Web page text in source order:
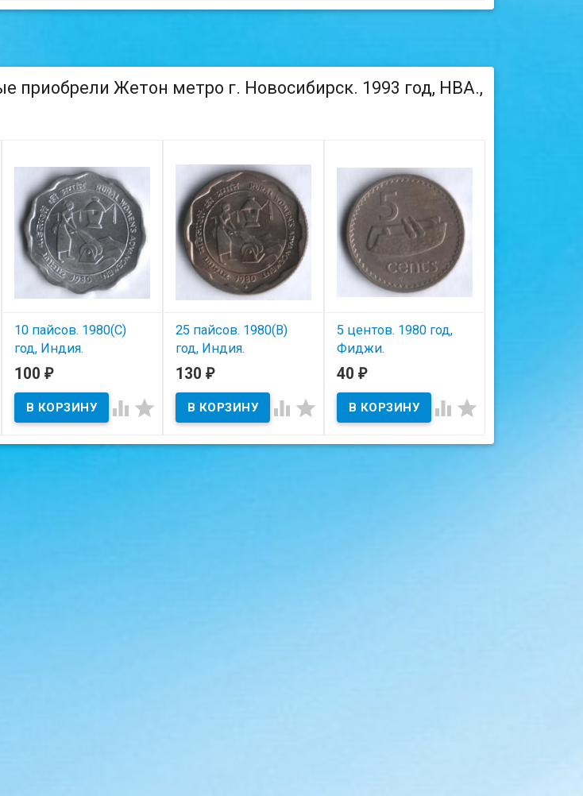
приобрели Жетон метро г. Новосибирск. 1993 год, НВА.,
10 пайсов. 1980(С)
год, Индия.
Улучшение жизни
Состояние на скане.
100 ₽
 
25 пайсов. 1980(B)
год, Индия.
Улучшение жизни
Состояние на скане.
130 ₽
 
5 центов. 1980 год,
Фиджи.
В наличии
Состояние на скане.
40 ₽
 